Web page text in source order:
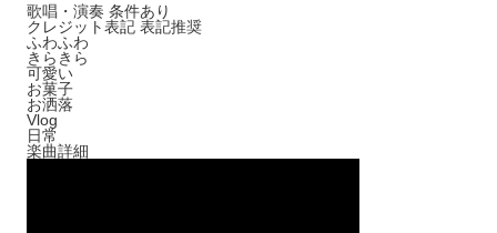
歌唱・演奏 条件あり
クレジット表記 表記推奨
ふわふわ
きらきら
可愛い
お菓子
お洒落
Vlog
日常
楽曲詳細